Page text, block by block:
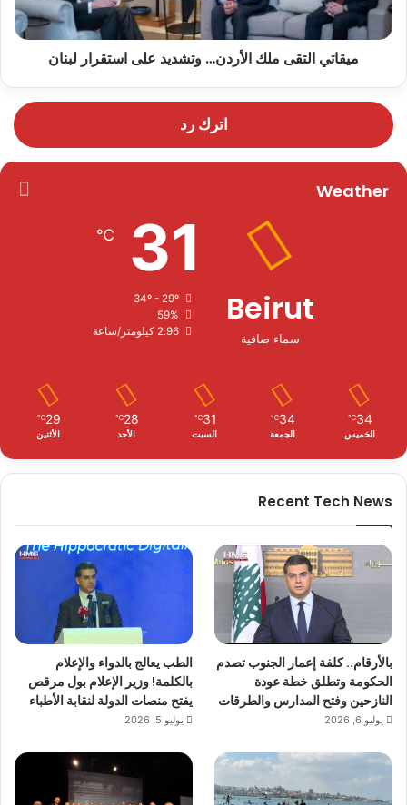
ميقاتي التقى ملك الأردن… وتشديد على استقرار لبنان
اترك رد
Weather
Beirut
سماء صافية
31
℃
59%
2.96 كيلومتر/ساعة
34
℃
الخميس
34
℃
الجمعة
31
℃
السبت
28
℃
الأحد
29
℃
الأثنين
Recent Tech News
بالأرقام.. كلفة إعمار الجنوب تصدم
الحكومة وتطلق خطة عودة
النازحين وفتح المدارس والطرقات
يوليو 6, 2026
الطب يعالج بالدواء والإعلام
بالكلمة! وزير الإعلام بول مرقص
يفتح منصات الدولة لنقابة الأطباء
يوليو 5, 2026